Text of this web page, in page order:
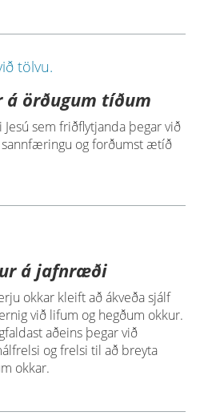
örðugum tíðum
sem friðflytjanda þegar við
og forðumst ætíð
á jafnræði
okkar kleift að ákveða sjálf
við lifum og hegðum okkur.
aðeins þegar við
og frelsi til að breyta
okkar.